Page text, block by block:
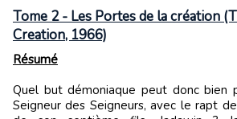
Tome 2 - Les Portes de la création
Creation, 1966)
Résumé
Quel but démoniaque peut donc bien
Seigneur des Seigneurs, avec le rapt